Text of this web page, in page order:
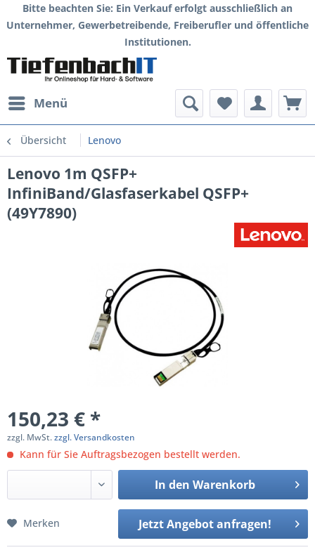
Bitte beachten Sie: Ein Verkauf erfolgt ausschließlich an
Unternehmer, Gewerbetreibende, Freiberufler und öffentliche
Institutionen.
Menü
Übersicht Lenovo
Lenovo 1m QSFP+
InfiniBand/Glasfaserkabel QSFP+
(49Y7890)
150,23 € *
zzgl. MwSt.zzgl. Versandkosten
Kann für Sie Auftragsbezogen bestellt werden.
In den Warenkorb
Jetzt Angebot anfragen!
Merken